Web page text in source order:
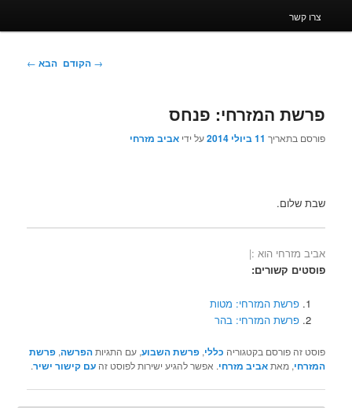
צרו קשר
ניווט
→ הקודם הבא ←
פרשת המזרחי: פנחס
פורסם בתאריך 11 ביולי 2014 על ידיאביב מזרחי
שבת שלום.
אביב מזרחי הוא :|
פוסטים קשורים:
פרשת המזרחי: מטות
פרשת המזרחי: בהר
פוסט זה פורסם בקטגוריה כללי,פרשת השבוע, עם התגיותהפרשה,פרשת
המזרחי, מאתאביב מזרחי. אפשר להגיע ישירות לפוסט זהעם קישור ישיר.